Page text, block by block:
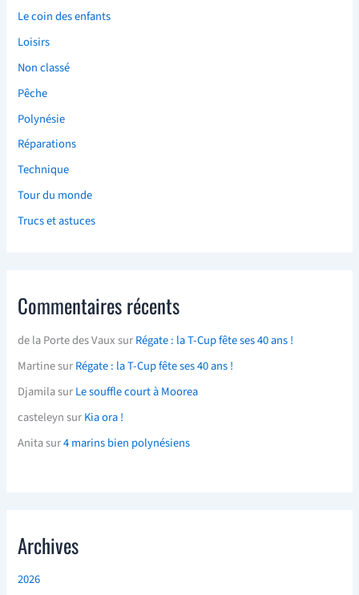
Le coin des enfants
Loisirs
Non classé
Pêche
Polynésie
Réparations
Technique
Tour du monde
Trucs et astuces
Commentaires récents
de la Porte des VauxsurRégate : la T-Cup fête ses 40 ans !
MartinesurRégate : la T-Cup fête ses 40 ans !
DjamilasurLe souffle court à Moorea
casteleynsurKia ora !
Anitasur4 marins bien polynésiens
Archives
2026